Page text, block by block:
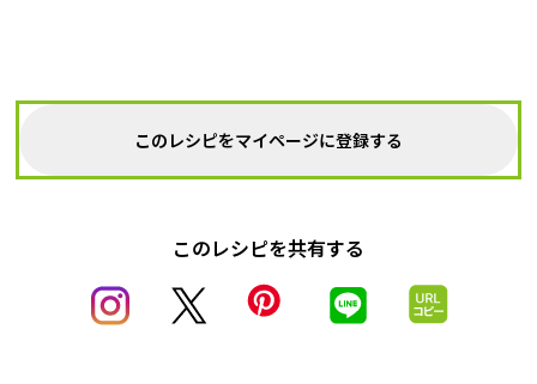
このレシピをマイページに登録する
このレシピを共有する